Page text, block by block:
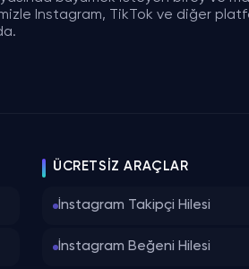
Instagram, TikTok ve diğer
ÜCRETSIZ ARAÇLAR
İnstagram Takipçi Hilesi
İnstagram Beğeni Hilesi